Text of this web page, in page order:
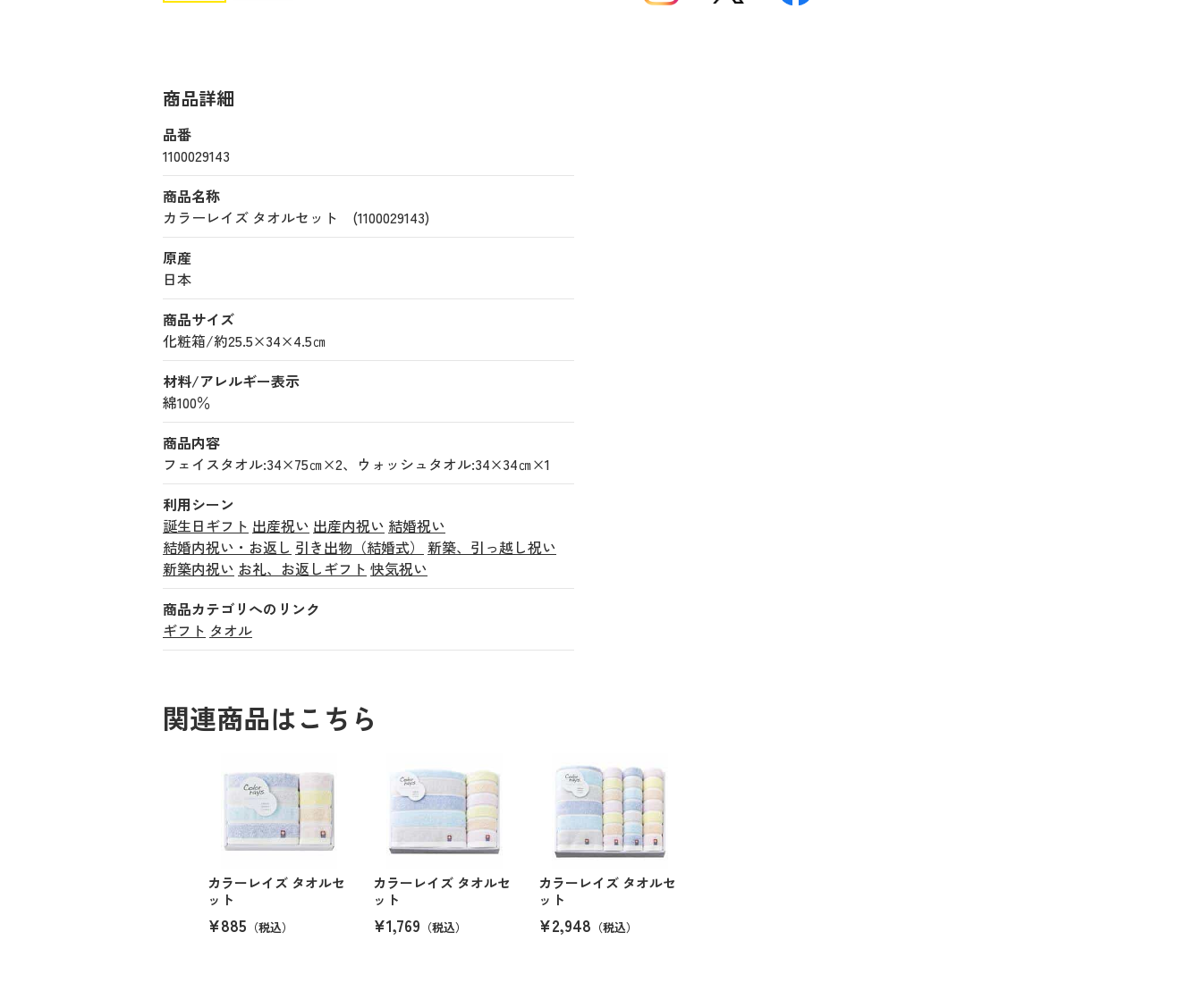
商品詳細
品番
1100029143
商品名称
カラーレイズ タオルセット (1100029143)
原産
日本
商品サイズ
化粧箱/約25.5×34×4.5㎝
材料/アレルギー表示
綿100％
商品内容
フェイスタオル:34×75㎝×2、ウォッシュタオル:34×34㎝×1
利用シーン
誕生日ギフト 出産祝い 出産内祝い 結婚祝い
結婚内祝い・お返し 引き出物（結婚式）
新築、引っ越し祝い
新築内祝い お礼、お返しギフト 快気祝い
商品カテゴリへのリンク
ギフト タオル
関連商品はこちら
カラーレイズ タオルセ
ット
¥885 （税込）
カラーレイズ タオルセ
ット
¥1,769 （税込）
カラーレイズ タオルセ
ット
¥2,948 （税込）